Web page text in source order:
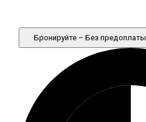
Бронируйте – Без предоплаты